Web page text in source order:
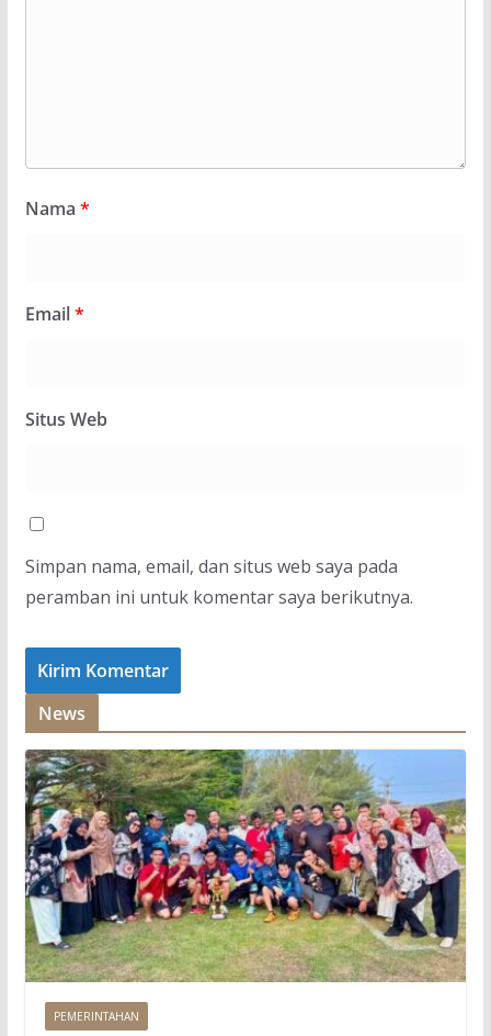
Nama *
Email*
Situs Web
Simpan nama, email, dan situs web saya pada
peramban ini untuk komentar saya berikutnya.
News
PEMERINTAHAN